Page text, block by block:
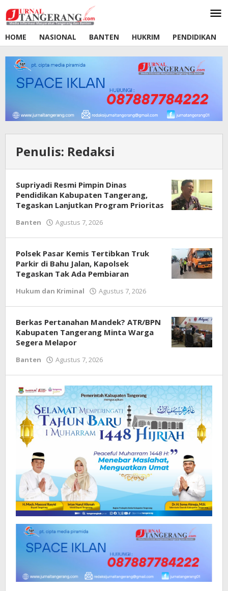
ke
konten
HOME
NASIONAL BANTEN HUKRIM PENDIDIKAN
Penulis: Redaksi
Supriyadi Resmi Pimpin Dinas
Pendidikan Kabupaten Tangerang,
Tegaskan Lanjutkan Program Prioritas
Banten Agustus 7, 2026
Polsek Pasar Kemis Tertibkan Truk
Parkir di Bahu Jalan, Kapolsek
Tegaskan Tak Ada Pembiaran
Hukum dan Kriminal Agustus 7, 2026
Berkas Pertanahan Mandek? ATR/BPN
Kabupaten Tangerang Minta Warga
Segera Melapor
Banten Agustus 7, 2026